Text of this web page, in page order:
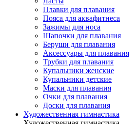
Плавки для плавания
Пояса для аквафитнеса
Зажимы для носа
Шапочки для плавания
Беруши для плавания
Аксессуары для плавания
Трубки для плавания
Купальники женские
Купальники детские
Маски для плавания
Очки для плавания
Доски для плавания
Художественная гимнастика